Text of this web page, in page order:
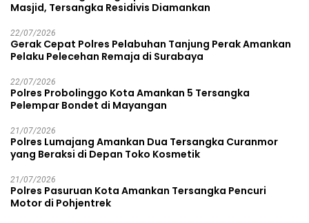
Masjid, Tersangka Residivis Diamankan
22/07/2026
Gerak Cepat Polres Pelabuhan Tanjung Perak Amankan
Pelaku Pelecehan Remaja di Surabaya
22/07/2026
Polres Probolinggo Kota Amankan 5 Tersangka
Pelempar Bondet di Mayangan
21/07/2026
Polres Lumajang Amankan Dua Tersangka Curanmor
yang Beraksi di Depan Toko Kosmetik
21/07/2026
Polres Pasuruan Kota Amankan Tersangka Pencuri
Motor di Pohjentrek